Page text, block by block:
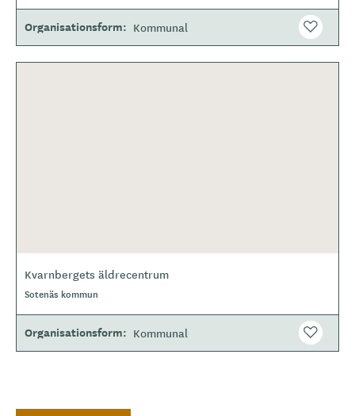
Organisationsform Kommunal
Kvarnbergets äldrecentrum
Sotenäs kommun
Organisationsform Kommunal